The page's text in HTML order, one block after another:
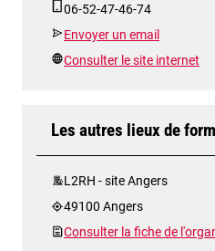
06-52-47-46-74
Envoyer un email
Consulter le site internet
Les autres lieux de
L2RH - site Angers
49100 Angers
Consulter la fiche de